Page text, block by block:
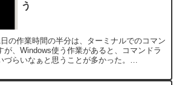
う
の作業時間の半分は、ターミナルでのコマン
が、Windows使う作業があると、コマンドラ
らいなぁと思うことが多かった。